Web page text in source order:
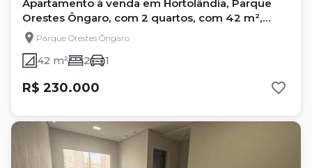
Apartamento à venda em Hortolândia, Parque
Orestes Ôngaro, com 2 quartos, com 42 m²,
GERAL
Parque Orestes Ôngaro
42 m² 2 1
R$ 230.000